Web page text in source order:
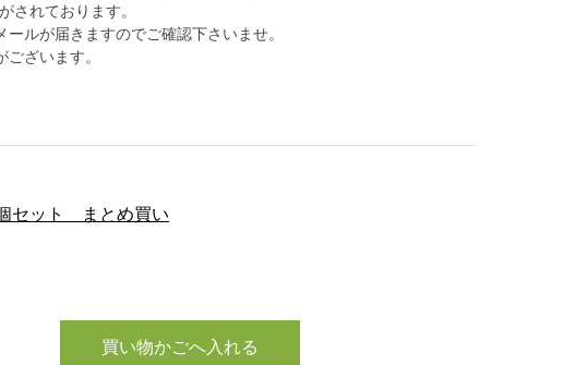
されております。
ルが届きますのでご確認下さいませ。
ざいます。
セット まとめ買い
買い物かごへ入れる